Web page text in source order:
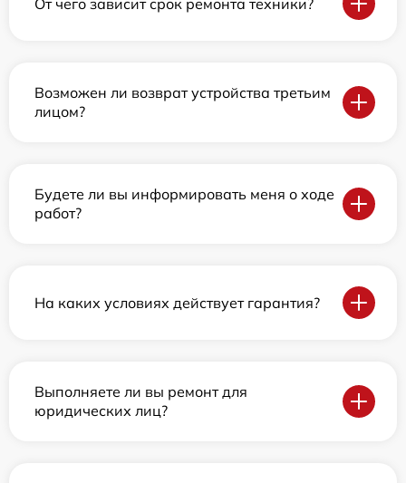
Возможен ли возврат устройства третьим
лицом?
Будете ли вы информировать меня о ходе
работ?
На каких условиях действует гарантия?
Выполняете ли вы ремонт для
юридических лиц?